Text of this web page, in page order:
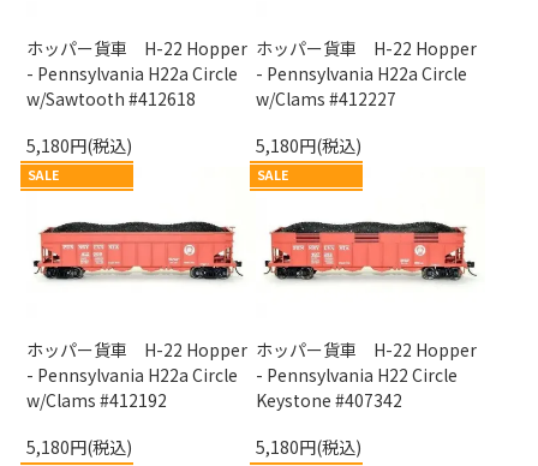
ホッパー貨車 H-22 Hopper
- Pennsylvania H22a Circle
w/Sawtooth #412618
5,180円(税込)
ホッパー貨車 H-22 Hopper
- Pennsylvania H22a Circle
w/Clams #412227
5,180円(税込)
SALE
ホッパー貨車 H-22 Hopper
- Pennsylvania H22a Circle
w/Clams #412192
5,180円(税込)
SALE
ホッパー貨車 H-22 Hopper
- Pennsylvania H22 Circle
Keystone #407342
5,180円(税込)